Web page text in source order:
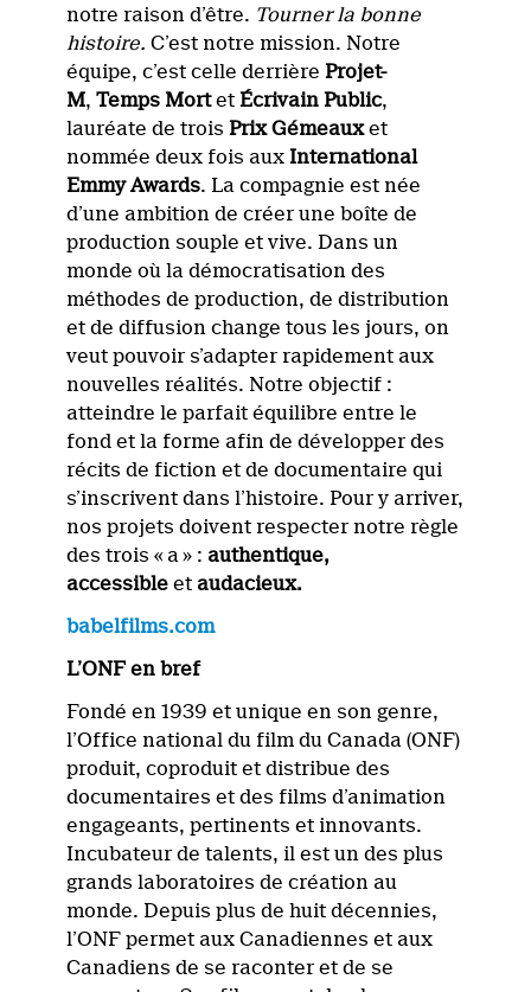
notre raison d’être. Tourner la bonne
histoire. C’est notre mission. Notre
équipe, c’est celle derrièreProjet-
M,Temps MortetÉcrivain Public,
lauréate de troisPrix Gémeauxet
nommée deux fois auxInternational
Emmy Awards. La compagnie est née
d’une ambition de créer une boîte de
production souple et vive. Dans un
monde où la démocratisation des
méthodes de production, de distribution
et de diffusion change tous les jours, on
veut pouvoir s’adapter rapidement aux
nouvelles réalités. Notre objectif :
atteindre le parfait équilibre entre le
fond et la forme afin de développer des
récits de fiction et de documentaire qui
s’inscrivent dans l’histoire. Pour y arriver,
nos projets doivent respecter notre règle
des trois « a » : authentique,
accessibleet audacieux.
babelfilms.com
L’ONF en bref
Fondé en 1939 et unique en son genre,
l’Office national du film du Canada (ONF)
produit, coproduit et distribue des
documentaires et des films d’animation
engageants, pertinents et innovants.
Incubateur de talents, il est un des plus
grands laboratoires de création au
monde. Depuis plus de huit décennies,
l’ONF permet aux Canadiennes et aux
Canadiens de se raconter et de se